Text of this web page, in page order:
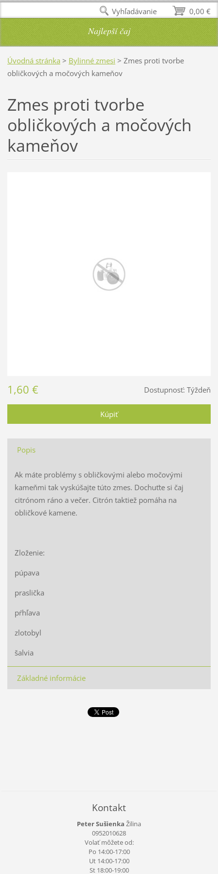
Najlepší čaj
Úvodná stránka > Bylinné zmesi > Zmes proti tvorbe
obličkových a močových kameňov
Zmes proti tvorbe
obličkových a močových
kameňov
Dostupnosť: Týždeň
1,60 €
Popis
Ak máte problémy s obličkovými alebo močovými
kameňmi tak vyskúšajte túto zmes. Dochuťte si čaj
citrónom ráno a večer. Citrón taktiež pomáha na
obličkové kamene.
Zloženie:
púpava
praslička
pŕhľava
zlotobyl
šalvia
Základné informácie
Kontakt
Peter Sušienka Žilina
0952010628
Volať môžete od:
Po 14:00-17:00
Ut 14:00-17:00
St 18:00-19:00
0,00 €
Vyhľadávanie